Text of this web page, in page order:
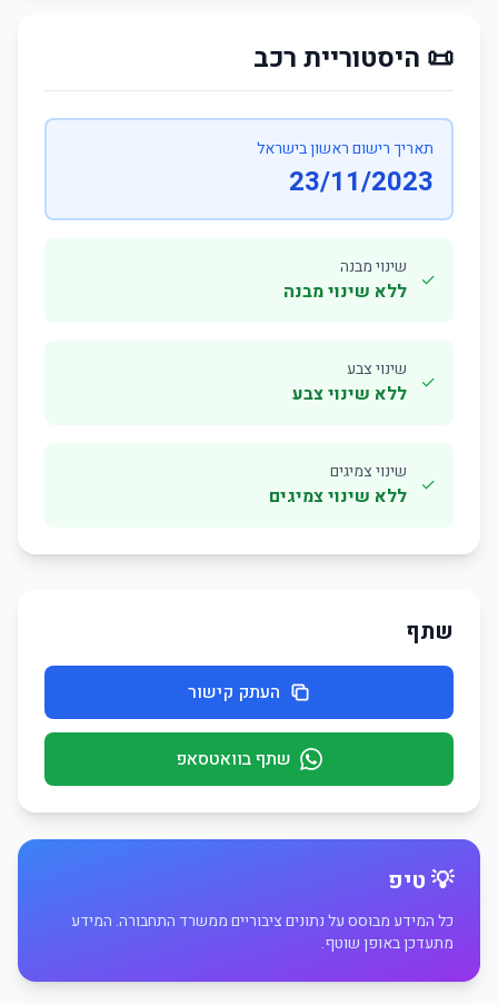
📜 היסטוריית רכב
תאריך רישום ראשון בישראל
23/11/2023
✓
שינוי מבנה
ללא שינוי מבנה
✓
שינוי צבע
ללא שינוי צבע
✓
שינוי צמיגים
ללא שינוי צמיגים
שתף
העתק קישור
שתף בוואטסאפ
💡 טיפ
כל המידע מבוסס על נתונים ציבוריים ממשרד התחבורה. המידע
מתעדכן באופן שוטף.